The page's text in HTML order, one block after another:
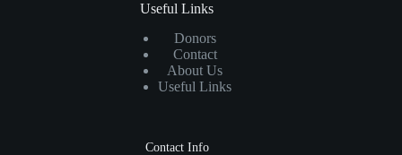
Useful Links
Donors
Contact
About Us
Useful Links
Contact Info